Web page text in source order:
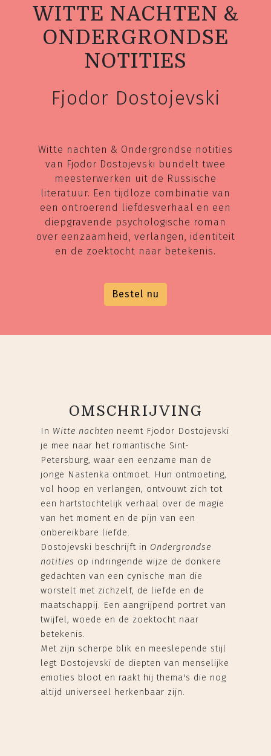
WITTE NACHTEN &
ONDERGRONDSE
NOTITIES
Fjodor Dostojevski
Witte nachten & Ondergrondse notities
van Fjodor Dostojevski bundelt twee
meesterwerken uit de Russische
literatuur. Een tijdloze combinatie van
een ontroerend liefdesverhaal en een
diepgravende psychologische roman
over eenzaamheid, verlangen, identiteit
en de zoektocht naar betekenis.
Bestel nu
OMSCHRIJVING
In Witte nachten neemt Fjodor Dostojevski
je mee naar het romantische Sint-
Petersburg, waar een eenzame man de
jonge Nastenka ontmoet. Hun ontmoeting,
vol hoop en verlangen, ontvouwt zich tot
een hartstochtelijk verhaal over de magie
van het moment en de pijn van een
onbereikbare liefde.
Dostojevski beschrijft in Ondergrondse
notities op indringende wijze de donkere
gedachten van een cynische man die
worstelt met zichzelf, de liefde en de
maatschappij. Een aangrijpend portret van
twijfel, woede en de zoektocht naar
betekenis.
Met zijn scherpe blik en meeslepende stijl
legt Dostojevski de diepten van menselijke
emoties bloot en raakt hij thema's die nog
altijd universeel herkenbaar zijn.